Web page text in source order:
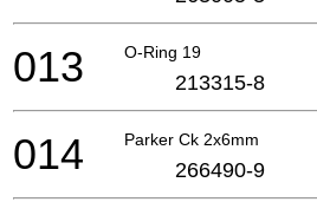
O-Ring 19
013 213315-8
Parker Ck 2x6mm
014 266490-9